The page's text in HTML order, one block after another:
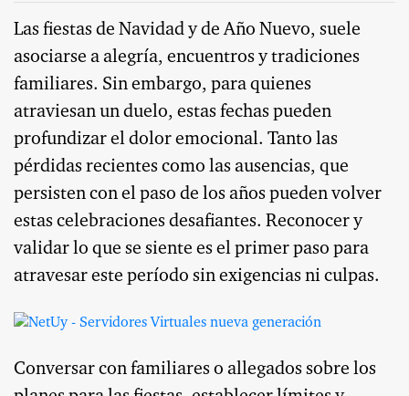
Las fiestas de Navidad y de Año Nuevo, suele
asociarse a alegría, encuentros y tradiciones
familiares. Sin embargo, para quienes
atraviesan un duelo, estas fechas pueden
profundizar el dolor emocional. Tanto las
pérdidas recientes como las ausencias, que
persisten con el paso de los años pueden volver
estas celebraciones desafiantes. Reconocer y
validar lo que se siente es el primer paso para
atravesar este período sin exigencias ni culpas.
Conversar con familiares o allegados sobre los